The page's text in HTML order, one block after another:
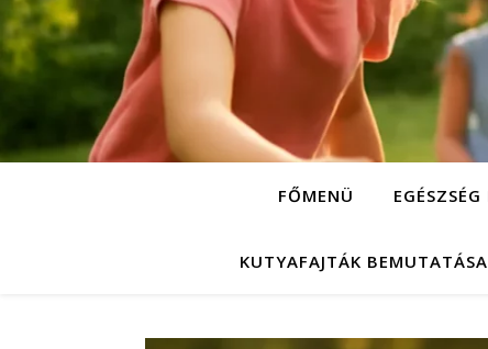
FŐMENÜ
KUTYAFAJTÁK BEMUTATÁSA